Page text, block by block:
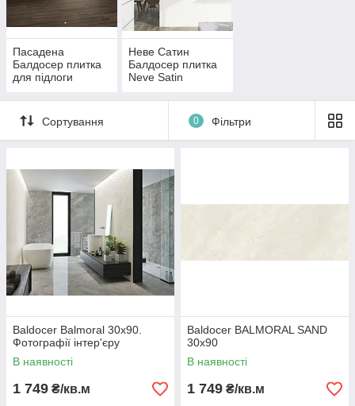
Пасадена
Балдосер плитка
для підлоги
Невe Сатин
Балдосер плитка
Neve Satin
Сортування 0 Фільтри
Baldocer Balmoral 30x90.
Фотографії інтер'єру
В наявності
1 749 ₴/кв.м
Baldocer BALMORAL SAND
30x90
В наявності
1 749 ₴/кв.м